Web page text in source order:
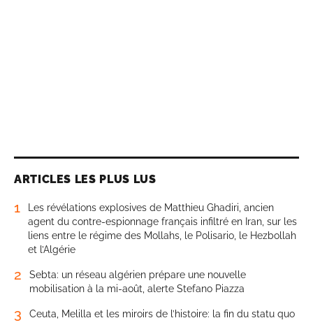
ARTICLES LES PLUS LUS
1
Les révélations explosives de Matthieu Ghadiri, ancien
agent du contre-espionnage français infiltré en Iran, sur les
liens entre le régime des Mollahs, le Polisario, le Hezbollah
et l’Algérie
2
Sebta: un réseau algérien prépare une nouvelle
mobilisation à la mi-août, alerte Stefano Piazza
3 Ceuta, Melilla et les miroirs de l’histoire: la fin du statu quo